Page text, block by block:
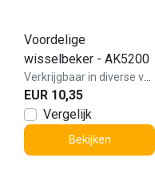
Voordelige
wisselbeker - AK5200
EUR 10,35
Vergelijk
Bekijken